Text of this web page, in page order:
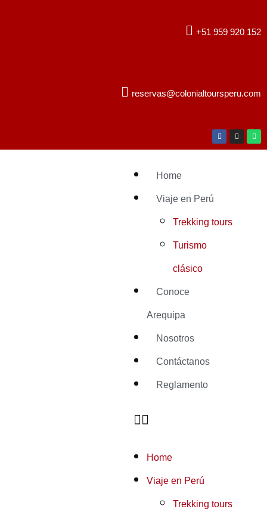
+51 959 920 152
reservas@colonialtoursperu.com
Home
Viaje en Perú
Trekking tours
Turismo
clásico
Conoce
Arequipa
Nosotros
Contáctanos
Reglamento
Home
Viaje en Perú
Trekking tours